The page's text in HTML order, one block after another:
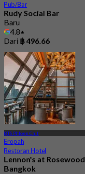
Pub/Bar
Rudy Social Bar
Baru
4.8
Dari ฿ 496.66
BTS Phloen Chit
Eropah
Restoran Hotel
Lennon's at Rosewood
Bangkok